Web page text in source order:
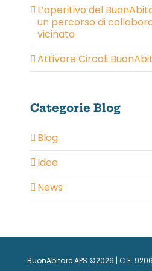
L’aperitivo del
un percorso di
vicinato
Attivare Circoli
Categorie Blog
Blog
Idee
News
BuonAbitare APS ©2026 | C.F.